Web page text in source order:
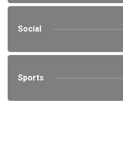
Social
Sports